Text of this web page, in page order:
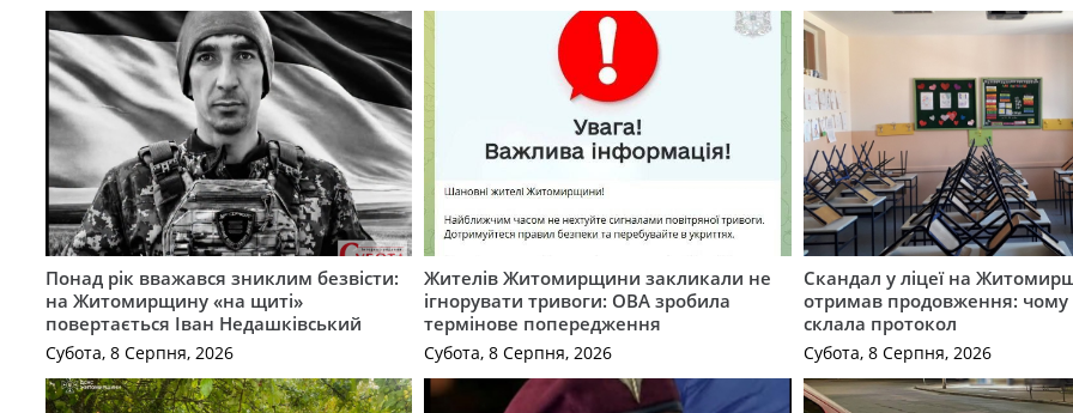
Понад рік вважався зниклим безвісти:
на Житомирщину «на щиті»
повертається Іван Недашківський
Субота, 8 Серпня, 2026
Жителів Житомирщини закликали не
ігнорувати тривоги: ОВА зробила
термінове попередження
Субота, 8 Серпня, 2026
Скандал у ліцеї на
отримав продовження: чому
склала протокол
Субота, 8 Серпня, 2026